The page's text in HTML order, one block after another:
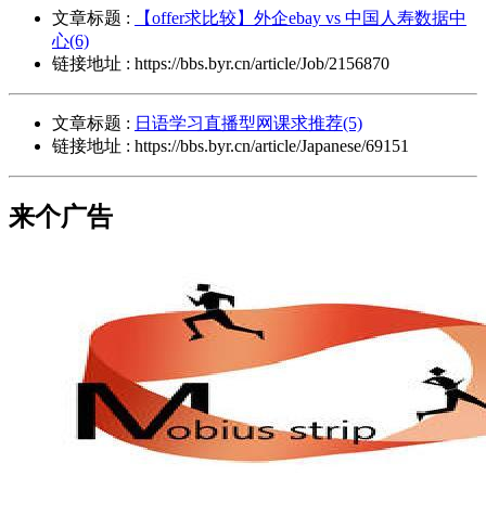
文章标题 :
【offer求比较】外企ebay vs 中国人寿数据中
心(6)
链接地址 : https://bbs.byr.cn/article/Job/2156870
文章标题 : 日语学习直播型网课求推荐(5)
链接地址 : https://bbs.byr.cn/article/Japanese/69151
来个广告